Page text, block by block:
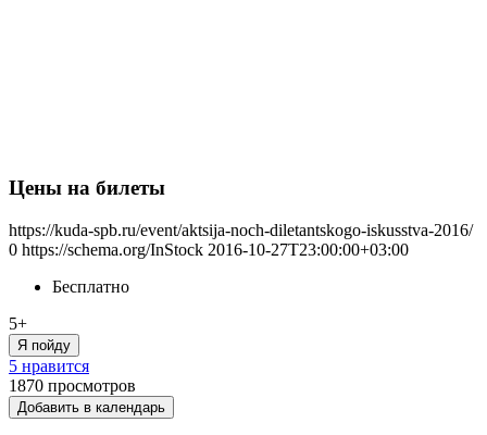
Цены на билеты
https://kuda-spb.ru/event/aktsija-noch-diletantskogo-iskusstva-2016/
0 https://schema.org/InStock 2016-10-27T23:00:00+03:00
Бесплатно
5+
Я пойду
5 нравится
1870 просмотров
Добавить в календарь